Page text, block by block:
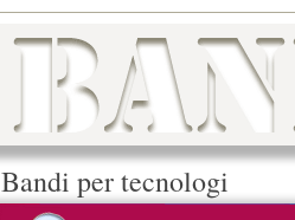
Bandi per tecnologi